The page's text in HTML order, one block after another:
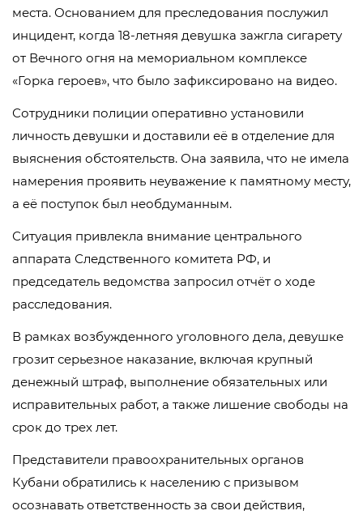
места. Основанием для преследования послужил
инцидент, когда 18-летняя девушка зажгла сигарету
от Вечного огня на мемориальном комплексе
«Горка героев», что было зафиксировано на видео.
Сотрудники полиции оперативно установили
личность девушки и доставили её в отделение для
выяснения обстоятельств. Она заявила, что не имела
намерения проявить неуважение к памятному месту,
а её поступок был необдуманным.
Ситуация привлекла внимание центрального
аппарата Следственного комитета РФ, и
председатель ведомства запросил отчёт о ходе
расследования.
В рамках возбужденного уголовного дела, девушке
грозит серьезное наказание, включая крупный
денежный штраф, выполнение обязательных или
исправительных работ, а также лишение свободы на
срок до трех лет.
Представители правоохранительных органов
Кубани обратились к населению с призывом
осознавать ответственность за свои действия,